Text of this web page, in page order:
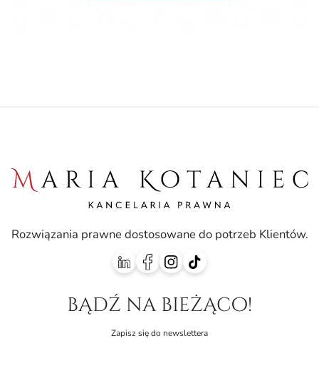
Rozwiązania prawne dostosowane do potrzeb Klientów.
bądź na bieżąco!
Zapisz się do newslettera